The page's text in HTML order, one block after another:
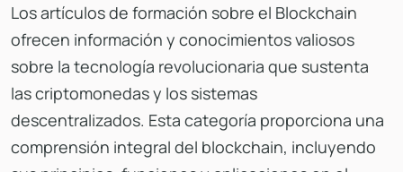
Los artículos de formación sobre el Blockchain
ofrecen información y conocimientos valiosos
sobre la tecnología revolucionaria que sustenta
las criptomonedas y los sistemas
descentralizados. Esta categoría proporciona una
comprensión integral del blockchain, incluyendo